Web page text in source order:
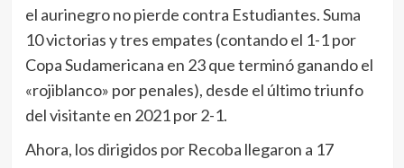
el aurinegro no pierde contra Estudiantes. Suma
10 victorias y tres empates (contando el 1-1 por
Copa Sudamericana en 23 que terminó ganando el
«rojiblanco» por penales), desde el último triunfo
del visitante en 2021 por 2-1.
Ahora, los dirigidos por Recoba llegaron a 17